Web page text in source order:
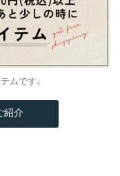
ムです♩
紹介